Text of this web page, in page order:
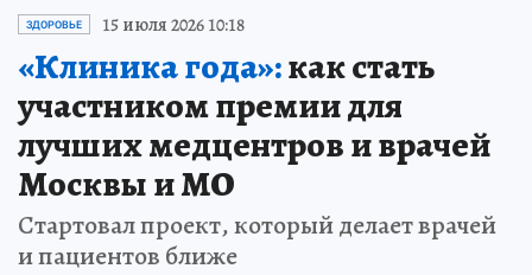
ЗДОРОВЬЕ 15 июля 2026 10:18
«Клиника года»:как стать
участником премии для
лучших медцентров и врачей
Москвы и МО
Стартовал проект, который делает врачей
и пациентов ближе